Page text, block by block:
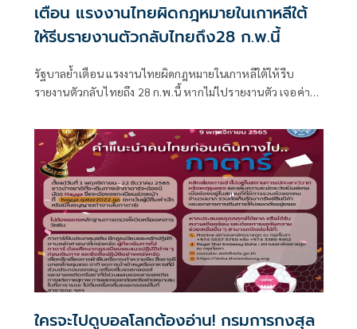
เตือน แรงงานไทยผิดกฎหมายในเกาหลีใต้
ให้รีบรายงานตัวกลับไทยถึง28 ก.พ.นี้
รัฐบาลย้ำเตือน แรงงานไทยผิดกฎหมายในเกาหลีใต้ให้รีบ
รายงานตัวกลับไทยถึง 28 ก.พ.นี้ หากไม่ไปรายงานตัว เจอค่า
ใครจะไปดูบอลโลกต้องอ่าน! กรมการกงสุล